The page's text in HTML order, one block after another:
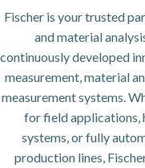
Fischer is your trusted
and material
continuously developed
measurement, material
measurement systems.
for field applications,
systems, or fully
production lines,